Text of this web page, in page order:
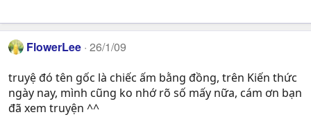
FlowerLee 26/1/09
truyệ đó tên gốc là chiếc ấm bằng đồng, trên Kiến thức
ngày nay, mình cũng ko nhớ rõ số mấy nữa, cám ơn bạn
đã xem truyện ^^